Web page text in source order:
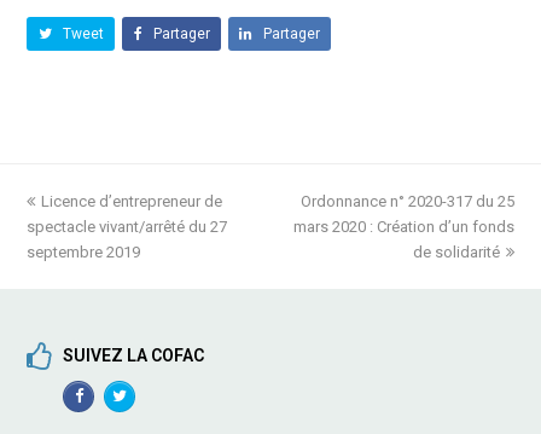
Tweet Partager Partager
previous
post:
Licence d’entrepreneur de
spectacle vivant/arrêté du 27
septembre 2019
next
post:
Ordonnance n° 2020-317 du 25
mars 2020 : Création d’un fonds
de solidarité
SUIVEZ LA COFAC
FacebookTwitterProfile